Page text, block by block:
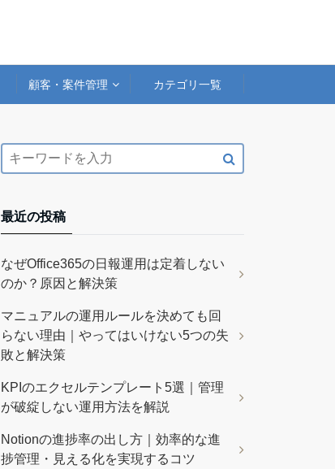
顧客・案件管理 カテゴリ一覧
最近の投稿
なぜOffice365の日報運用は定着しない
のか？原因と解決策
マニュアルの運用ルールを決めても回
らない理由｜やってはいけない5つの失
敗と解決策
KPIのエクセルテンプレート5選｜管理
が破綻しない運用方法を解説
Notionの進捗率の出し方｜効率的な進
捗管理・見える化を実現するコツ